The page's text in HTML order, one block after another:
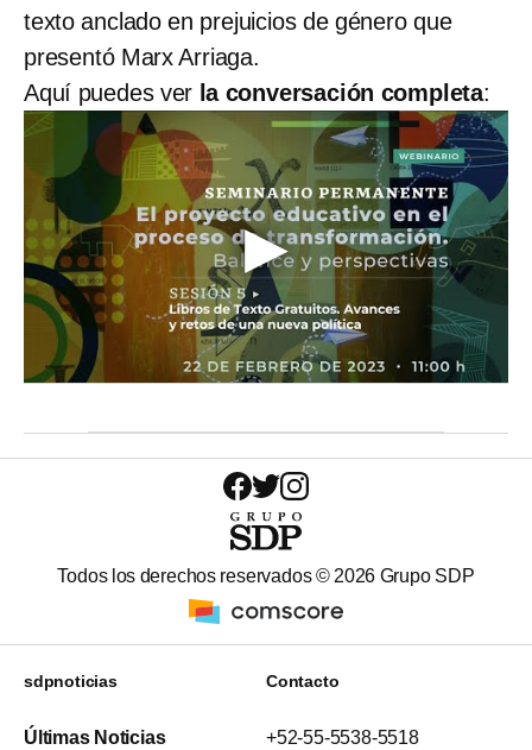
texto anclado en prejuicios de género que
presentó Marx Arriaga.
Aquí puedes ver la conversación completa:
Todos los derechos reservados © 2026 Grupo SDP
sdpnoticias
Últimas Noticias
Contacto
+52-55-5538-5518